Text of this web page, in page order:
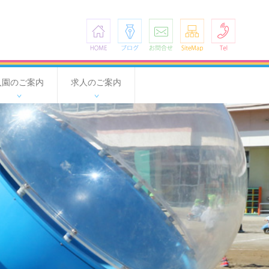
HOME ブログ お問合せ SiteMap
園のご案内 求人のご案内